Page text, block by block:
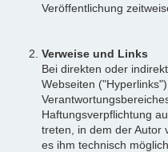
Veröffentlichung
Verweise und Links
Bei direkten oder
Webseiten
Haftungsverpflichtung
treten, in dem der Autor
es ihm technisch